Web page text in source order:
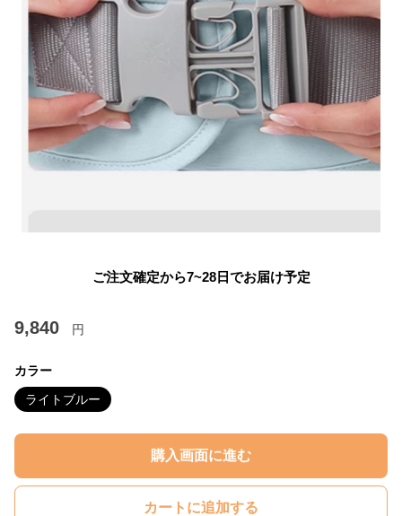
ご注文確定から7~28日でお届け予定
9,840 円
カラー
ライトブルー
購入画面に進む
カートに追加する